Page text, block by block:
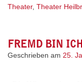
Theater, Theater
FREMD BIN
Geschrieben am 25.